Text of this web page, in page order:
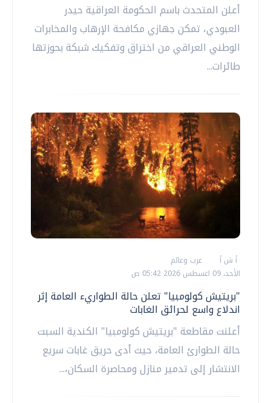
أعلن المتحدث باسم الحكومة العراقية حيدر
العبودي، تمكن جهازي مكافحة الإرهاب والمخابرات
الوطني العراقي من اختراق وتفكيك شبكة بحوزتها
طائرات...
أ ش أ
عرب وعالم
الأحد، 09 اغسطس 2026 05:42 ص
"بريتيش كولومبيا" تعلن حالة الطواريء العامة إثر
اندلاع واسع لحرائق الغابات
أعلنت مقاطعة "بريتيش كولومبيا" الكندية السبت
حالة الطوارئ العامة، حيث أدى حريق غابات سريع
الانتشار إلى تدمير منازل ومحاصرة السكان،...